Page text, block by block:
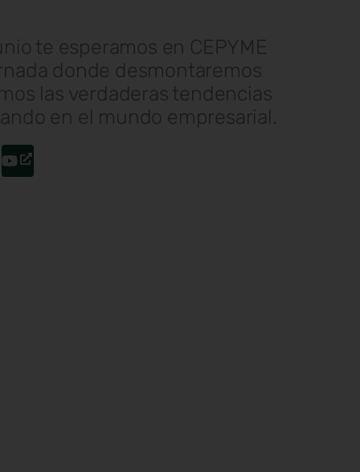
te esperamos en CEPYME
donde desmontaremos
las verdaderas tendencias
en el mundo empresarial.